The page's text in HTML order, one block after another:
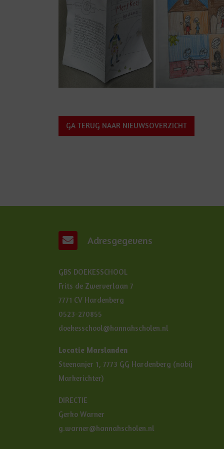
GA TERUG NAAR NIEUWSOVERZICHT
Adresgegevens
GBS DOEKESSCHOOL
Frits de Zwerverlaan 7
7771 CV Hardenberg
0523-270855
doekesschool@hannahscholen.nl
Locatie Marslanden
Steenanjer 1, 7773 GG Hardenberg (nabij
Markerichter)
DIRECTIE
Gerko Warner
g.warner@hannahscholen.nl